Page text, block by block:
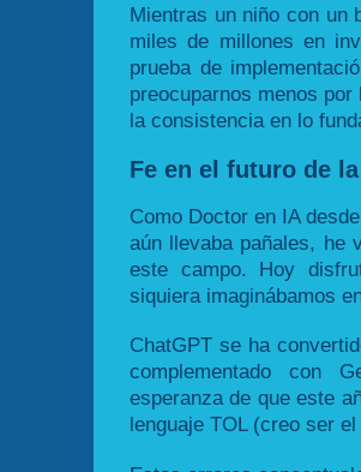
Mientras un niño con un
miles de millones en
prueba de
preocuparnos menos
la consistencia en lo
Fe en el futuro de
Como Doctor en IA
aún llevaba pañales, he
este campo. Hoy
siquiera imaginábamos
ChatGPT se ha
complementado con
esperanza de que este
lenguaje TOL (creo ser